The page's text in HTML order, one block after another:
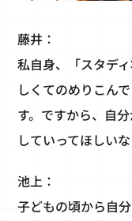
藤井：
私自身、「スタデ
しくてのめりこん
す。ですから、自
していってほしいな
池上：
子どもの頃から自